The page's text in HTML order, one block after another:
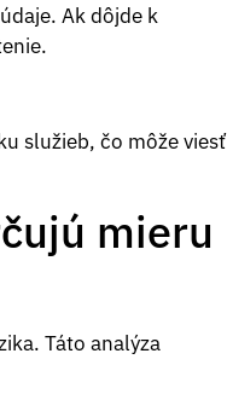
Ak dôjde k
služieb, čo môže viesť
mieru
Táto analýza